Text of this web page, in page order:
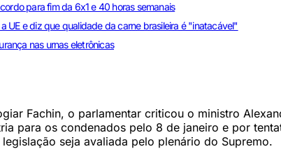
para fim da 6x1 e 40 horas semanais
UE e diz que qualidade da carne brasileira é "inatacável"
nas urnas eletrônicas
Fachin, o parlamentar criticou o ministro
para os condenados pelo 8 de janeiro e por
seja avaliada pelo plenário do Supremo.